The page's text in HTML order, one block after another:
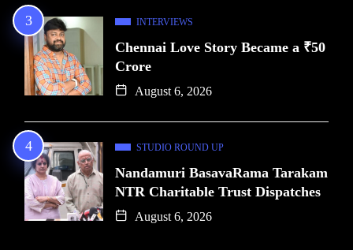
INTERVIEWS
Chennai Love Story Became a ₹50
Crore
August 6, 2026
STUDIO ROUND UP
Nandamuri BasavaRama Tarakam
NTR Charitable Trust Dispatches
August 6, 2026